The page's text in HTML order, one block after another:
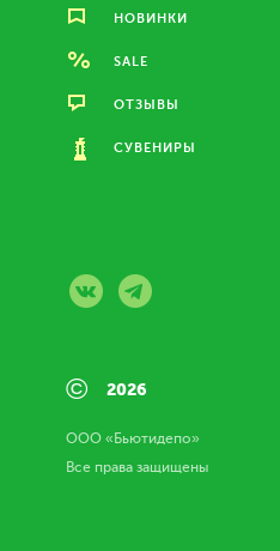
НОВИНКИ
SALE
ОТЗЫВЫ
СУВЕНИРЫ
© 2026
ООО «Бьютидепо»
Все права защищены